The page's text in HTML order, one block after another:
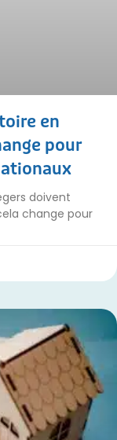
en
pour
doivent
change pour